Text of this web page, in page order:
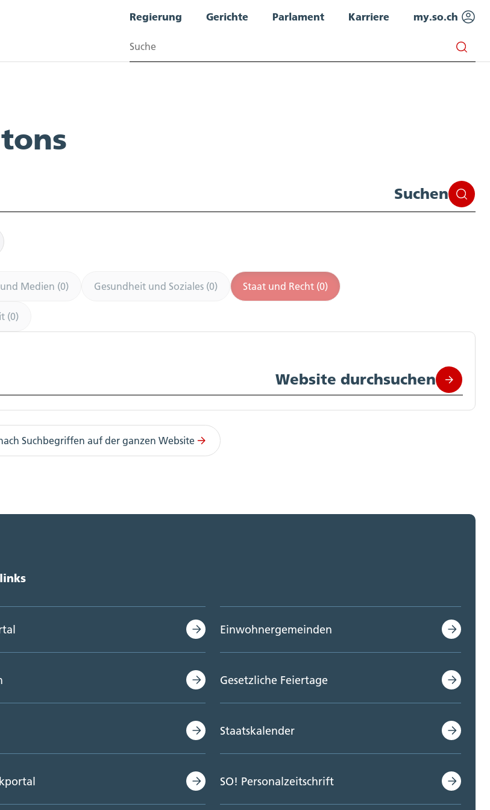
Regierung Gerichte Parlament Karriere my.so.ch
Suchen
Suchen
Medien (0) Gesundheit und Soziales (0) Staat und Recht (0)
(0)
Website durchsuchen
Suchbegriffen auf der ganzen Website
Einwohnergemeinden
Gesetzliche Feiertage
Staatskalender
SO! Personalzeitschrift